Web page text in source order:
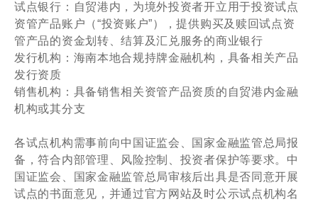
试点银行：自贸港内，为境外投资者开立用于投资试点
资管产品账户（“投资账户”），提供购买及赎回试点资
管产品的资金划转、结算及汇兑服务的商业银行
发行机构：海南本地合规持牌金融机构，具备相关产品
发行资质
销售机构：具备销售相关资管产品资质的自贸港内金融
机构或其分支
各试点机构需事前向中国证监会、国家金融监管总局报
备，符合内部管理、风险控制、投资者保护等要求。中
国证监会、国家金融监管总局审核后出具是否同意开展
试点的书面意见，并通过官方网站及时公示试点机构名